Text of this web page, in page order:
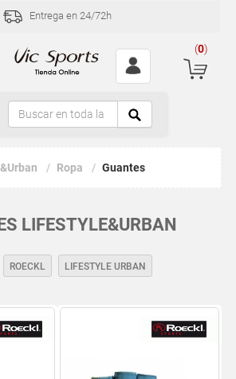
Entrega en 24/72h
(0)
Ropa Guantes
LIFESTYLE&URBAN
ROECKL LIFESTYLE URBAN